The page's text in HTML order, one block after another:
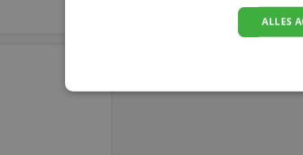
Er zijn nog geen reviews
ALLES